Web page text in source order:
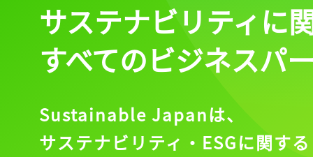
サステナビリティに
すべてのビジネスパ
Sustainable Japanは、
サステナビリティ・ESGに関する